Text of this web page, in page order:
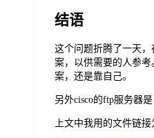
结语
这个问题折腾了一天
案，以供需要的人参
案，还是靠自己。
另外cisco的ftp服务器
上文中我用的文件链接